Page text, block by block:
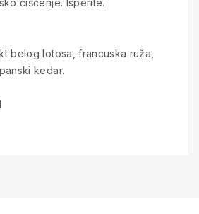
čišćenje. Isperite.
belog lotosa, francuska ruža,
kedar.